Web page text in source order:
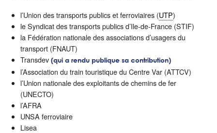
l’Union des transports publics et ferroviaires (UTP)
le Syndicat des transports publics d’Ile-de-France (STIF)
la Fédération nationale des associations d’usagers du
transport (FNAUT)
Transdev (qui a rendu publique sa contribution)
l’Association du train touristique du Centre Var (ATTCV)
l’Union nationale des exploitants de chemins de fer
(UNECTO)
l’AFRA
UNSA ferroviaire
Lisea